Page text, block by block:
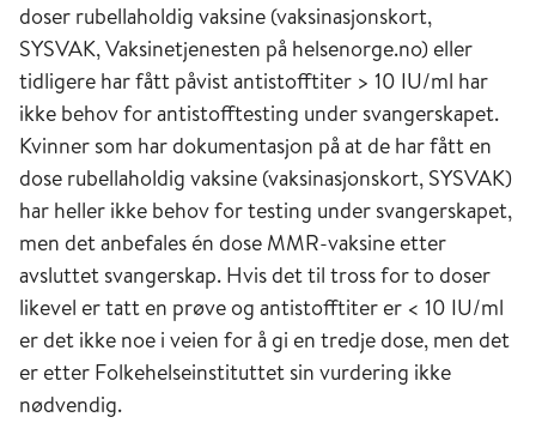
doser rubellaholdig vaksine (vaksinasjonskort,
SYSVAK, Vaksinetjenesten på helsenorge.no) eller
tidligere har fått påvist antistofftiter > 10 IU/ml har
ikke behov for antistofftesting under svangerskapet.
Kvinner som har dokumentasjon på at de har fått en
dose rubellaholdig vaksine (vaksinasjonskort, SYSVAK)
har heller ikke behov for testing under svangerskapet,
men det anbefales én dose MMR-vaksine etter
avsluttet svangerskap. Hvis det til tross for to doser
likevel er tatt en prøve og antistofftiter er < 10 IU/ml
er det ikke noe i veien for å gi en tredje dose, men det
er etter Folkehelseinstituttet sin vurdering ikke
nødvendig.